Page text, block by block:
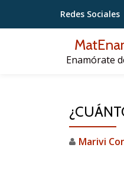
Saltar
Redes Sociales
Enamórate
Marivi